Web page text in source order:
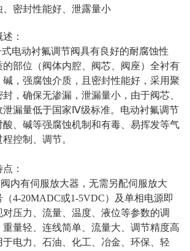
密封性能好、泄露量小
：
电动衬氟调节阀具有良好的耐腐蚀性
部位（阀体内腔、阀芯、阀座）全衬有
，强腐蚀介质，且密封性能好，采用聚
，确保无渗漏，泄漏量小，由于阀芯、
泄漏量低于国家Ⅳ级标准。电动衬氟调节
酸、碱等强腐蚀机制和有毒、易挥发等气
控制、调节。
：
有伺服放大器，无需另配伺服放大
4-20MADC或1-5VDC）及单相电源即
压力、流量、温度、液位等参数的调
量轻、连线简单、流量大、调节精度高
电力、石油、化工、冶金、环保、轻